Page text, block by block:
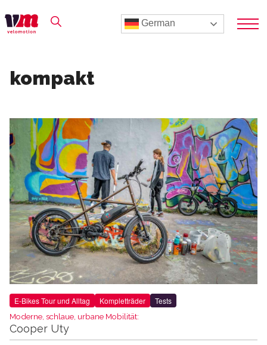
German
kompakt
E-Bikes Tour und Alltag Kompletträder Tests
Moderne, schlaue, urbane Mobilität:
Cooper Uty